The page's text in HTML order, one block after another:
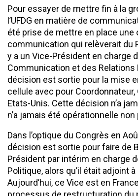
Pour essayer de mettre fin à la
l’UFDG en matière de
été prise de mettre en place une
communication qui relèverait du
y a un Vice-Président en charge
Communication et des Relations
décision est sortie pour la mise
cellule avec pour Coordonnateur,
Etats-Unis. Cette décision n’a
n’a jamais été opérationnelle non
Dans l’optique du Congrès en
décision est sortie pour faire de
Président par intérim en charge
Politique, alors qu’il était adjoint à
Aujourd’hui, ce Vice est en